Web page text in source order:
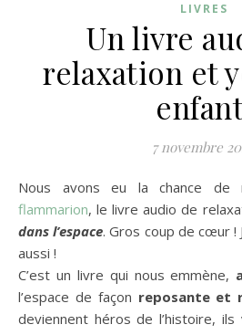
LIVRES
Un livre
relaxation et
7 novembre
Nous avons eu la chance de
flammarion, le livre audio de
dans l’espace. Gros coup de cœur !
aussi !
C’est un livre qui nous emmène,
l’espace de façon reposante et
deviennent héros de l’histoire, ils